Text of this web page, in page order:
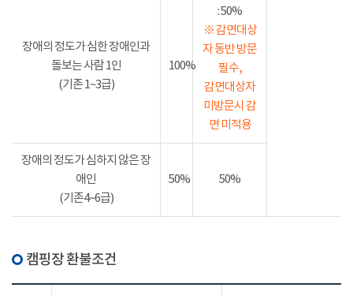
: 50%
※ 감면대상
자 동반 방문
필수,
감면대상자
미방문시 감
면 미적용
장애의 정도가 심한 장애인과
돌보는 사람 1인
(기존 1~3급)
100%
장애의 정도가 심하지 않은 장
애인
(기존4~6급)
50% 50%
캠핑장 환불조건